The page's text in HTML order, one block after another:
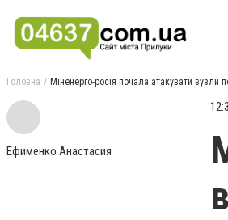
Головна Міненерго-росія почала атакувати вузли
Ефименко Анастасия